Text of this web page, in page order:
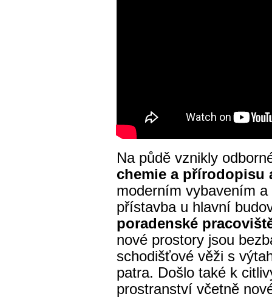
Na půdě vznikly
chemie a přírodopisu
moderním vybavením
přístavba u hlavní
poradenské
nové prostory jsou
schodišťové věži s
patra. Došlo také k
prostranství včetně